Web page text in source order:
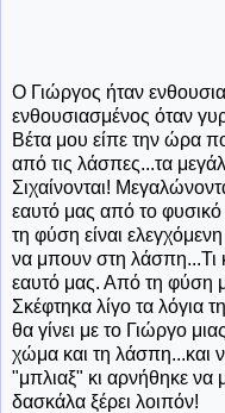
Ο Γιώργος ήταν
ενθουσιασμένος όταν
Βέτα μου είπε την ώρα
από τις λάσπες...τα
Σιχαίνονται!
εαυτό μας από το
τη φύση είναι
να μπουν στη λάσπη...Τι
εαυτό μας. Από τη φύση
Σκέφτηκα λίγο τα λόγια
θα γίνει με το Γιώργο
χώμα και τη λάσπη...και
"μπλιαξ" κι αρνήθηκε να
δασκάλα ξέρει λοιπόν!